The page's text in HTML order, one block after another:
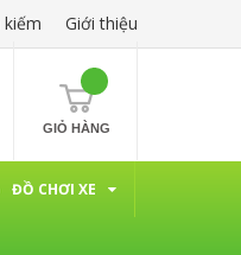
kiếm Giới thiệu
GIỎ HÀNG
ĐỒ CHƠI XE